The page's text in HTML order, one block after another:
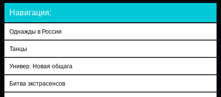
Навигация:
Однажды в России
Танцы
Универ. Новая общага
Битва экстрасенсов